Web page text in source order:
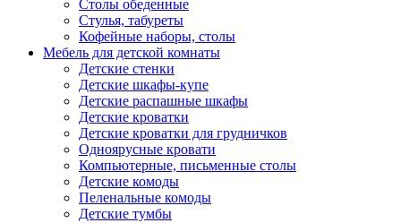
Столы обеденные
Стулья, табуреты
Кофейные наборы, столы
Мебель для детской комнаты
Детские стенки
Детские шкафы-купе
Детские распашные шкафы
Детские кроватки
Детские кроватки для грудничков
Одноярусные кровати
Компьютерные, письменные столы
Детские комоды
Пеленальные комоды
Детские тумбы